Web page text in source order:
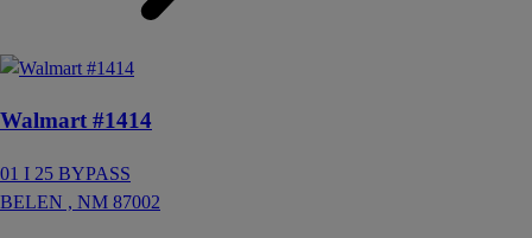
Walmart #1414
01 I 25 BYPASS
BELEN , NM 87002